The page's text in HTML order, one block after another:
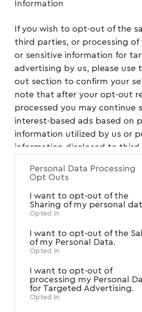
Information
If you wish to opt-out of the
third parties, or processing of
or sensitive information for
advertising by us, please use
out section to confirm your
note that after your opt-out
processed you may continue
interest-based ads based on
information utilized by us or
information disclosed to third
of the further disclosure of
of downstream participants.
information may also be
Participantsthat may further
other third parties.
Personal Data Processing
Opt Outs
I want to opt-out of the
Sharing of my personal
Opted In
I want to opt-out of the
of my Personal Data.
Opted In
I want to opt-out of
processing my Personal
for Targeted Advertising.
Opted In